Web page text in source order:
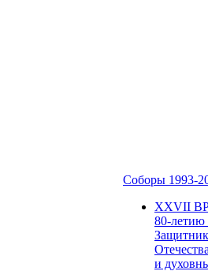
Соборы 1993-
ХХVII
80-
и